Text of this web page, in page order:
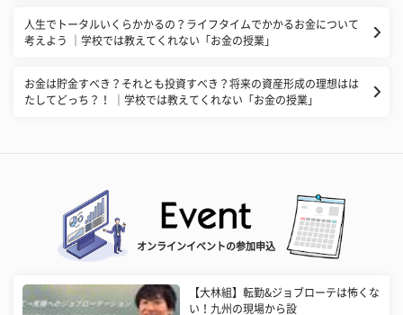
人生でトータルいくらかかるの？ライフタイムでかかるお金について
考えよう ｜学校では教えてくれない「お金の授業」
お金は貯金すべき？それとも投資すべき？将来の資産形成の理想はは
たしてどっち？！ ｜学校では教えてくれない「お金の授業」
オンラインイベントの参加申込
【大林組】転勤&ジョブローテは怖くな
い！九州の現場から設